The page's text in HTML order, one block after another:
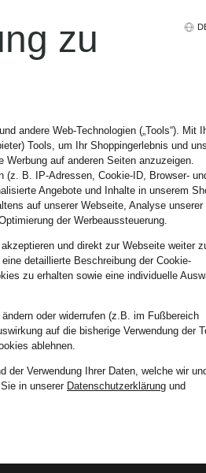
zu
andere Web-Technologien („Tools“). Mit
Tools, um Ihr Shoppingerlebnis und
auf anderen Seiten anzuzeigen.
(z. B. IP-Adressen, Cookie-ID, Browser-
Angebote und Inhalte in unserem
auf unserer Webseite, Analyse unserer
der Werbeaussteuerung.
und direkt zur Webseite weiter
detaillierte Beschreibung der Cookie-
zu erhalten sowie eine individuelle
oder widerrufen (z.B. im Fußbereich
auf die bisherige Verwendung der
ablehnen.
der Verwendung Ihrer Daten, welche wir
in unserer Datenschutzerklärung und